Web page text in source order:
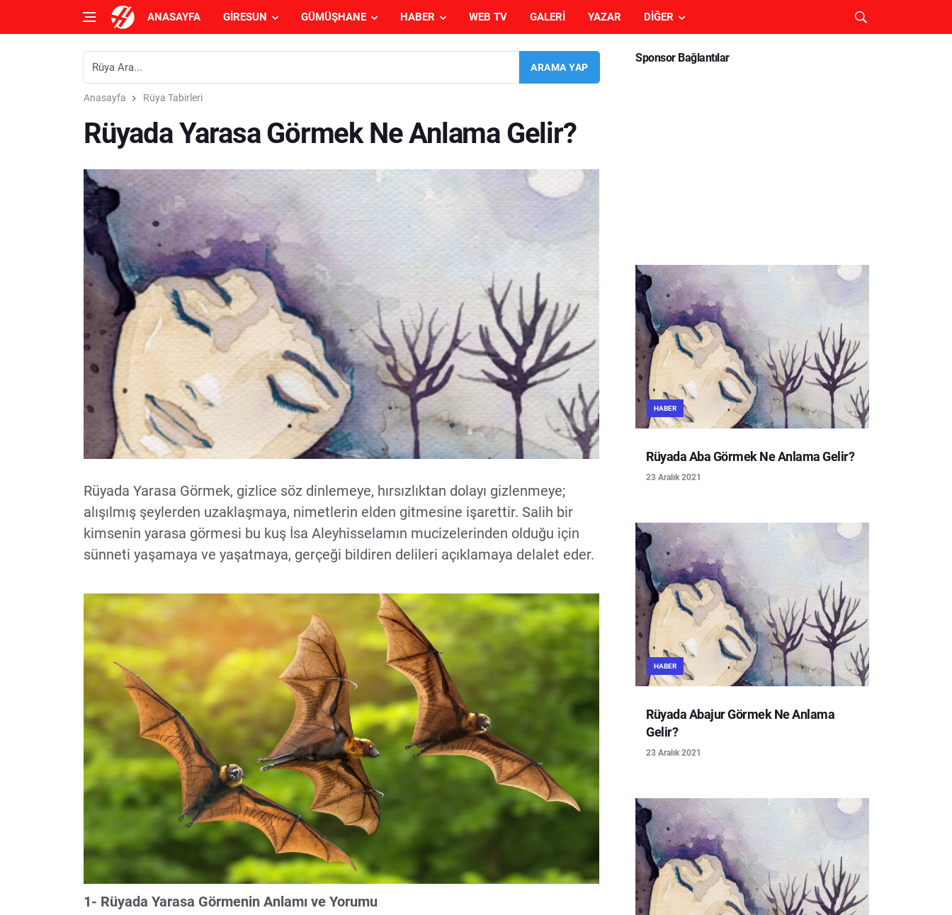
ANASAYFA GIRESUN GÜMÜŞHANE HABER WEB TV GALERI YAZAR DIĞER
Anasayfa Rüya Tabirleri
Rüyada Yarasa Görmek Ne Anlama Gelir?
Rüyada Yarasa Görmek, gizlice söz dinlemeye, hırsızlıktan dolayı gizlenmeye;
alışılmış şeylerden uzaklaşmaya, nimetlerin elden gitmesine işarettir. Salih bir
kimsenin yarasa görmesi bu kuş İsa Aleyhisselamın mucizelerinden olduğu için
sünneti yaşamaya ve yaşatmaya, gerçeği bildiren delileri açıklamaya delalet eder.
1- Rüyada Yarasa Görmenin Anlamı ve Yorumu
Sponsor Bağlantılar
HABER
Rüyada Aba Görmek Ne Anlama Gelir?
23 Aralık 2021
HABER
Rüyada Abajur Görmek Ne Anlama
Gelir?
23 Aralık 2021